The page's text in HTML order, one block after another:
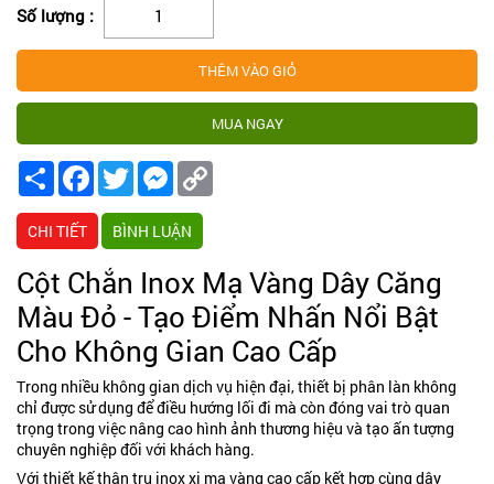
Số lượng :
Share FacebookTwitterMessenger
CHI TIẾT BÌNH LUẬN
Cột Chắn Inox Mạ Vàng Dây Căng
Màu Đỏ - Tạo Điểm Nhấn Nổi Bật
Cho Không Gian Cao Cấp
Trong nhiều không gian dịch vụ hiện đại, thiết bị phân làn không
chỉ được sử dụng để điều hướng lối đi mà còn đóng vai trò quan
trọng trong việc nâng cao hình ảnh thương hiệu và tạo ấn tượng
chuyên nghiệp đối với khách hàng.
Với thiết kế thân trụ inox xi mạ vàng cao cấp kết hợp cùng dây